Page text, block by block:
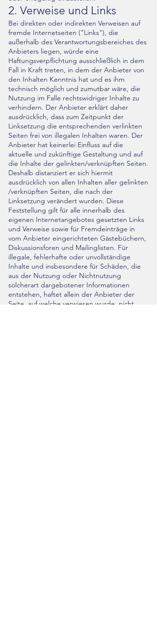
2. Verweise und Links
Bei direkten oder indirekten Verweisen auf
fremde Internetseiten ("Links"), die
außerhalb des Verantwortungsbereiches des
Anbieters liegen, würde eine
Haftungsverpflichtung ausschließlich in dem
Fall in Kraft treten, in dem der Anbieter von
den Inhalten Kenntnis hat und es ihm
technisch möglich und zumutbar wäre, die
Nutzung im Falle rechtswidriger Inhalte zu
verhindern. Der Anbieter erklärt daher
ausdrücklich, dass zum Zeitpunkt der
Linksetzung die entsprechenden verlinkten
Seiten frei von illegalen Inhalten waren. Der
Anbieter hat keinerlei Einfluss auf die
aktuelle und zukünftige Gestaltung und auf
die Inhalte der gelinkten/verknüpften Seiten.
Deshalb distanziert er sich hiermit
ausdrücklich von allen Inhalten aller gelinkten
/verknüpften Seiten, die nach der
Linksetzung verändert wurden. Diese
Feststellung gilt für alle innerhalb des
eigenen Internetangebotes gesetzten Links
und Verweise sowie für Fremdeinträge in
vom Anbieter eingerichteten Gästebüchern,
Diskussionsforen und Mailinglisten. Für
illegale, fehlerhafte oder unvollständige
Inhalte und insbesondere für Schäden, die
aus der Nutzung oder Nichtnutzung
solcherart dargebotener Informationen
entstehen, haftet allein der Anbieter der
Seite, auf welche verwiesen wurde, nicht